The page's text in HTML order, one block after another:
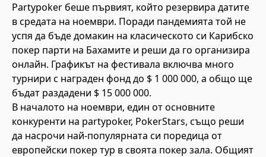
Partypoker беше първият, който резервира датите
в средата на ноември. Поради пандемията той не
успя да бъде домакин на класическото си Карибско
покер парти на Бахамите и реши да го организира
онлайн. Графикът на фестивала включва много
турнири с награден фонд до $ 1 000 000, а общо ще
бъдат раздадени $ 15 000 000.
В началото на ноември, един от основните
конкуренти на partypoker, PokerStars, също реши
да насрочи най-популярната си поредица от
европейски покер тур в своята покер зала. Общият